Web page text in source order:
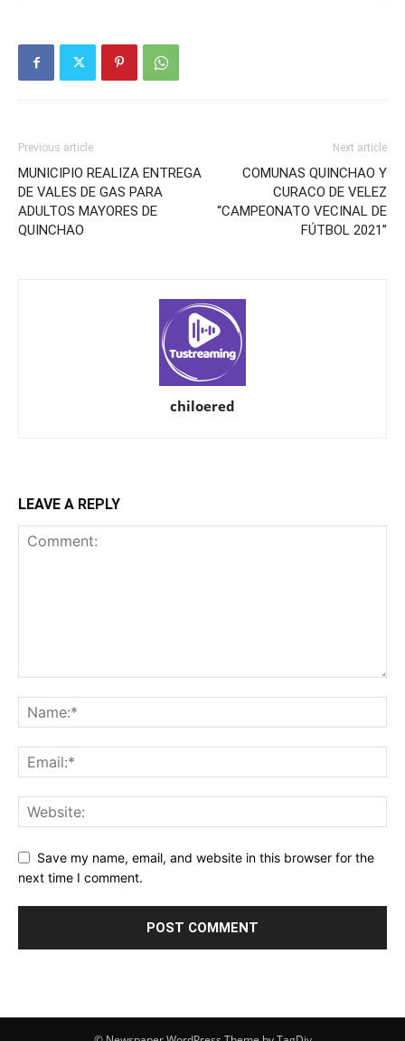
Previous article
MUNICIPIO REALIZA ENTREGA
DE VALES DE GAS PARA
ADULTOS MAYORES DE
QUINCHAO
Next article
COMUNAS QUINCHAO Y
CURACO DE VELEZ
“CAMPEONATO VECINAL DE
FÚTBOL 2021”
chiloered
LEAVE A REPLY
Save my name, email, and website in this browser for the
next time I comment.